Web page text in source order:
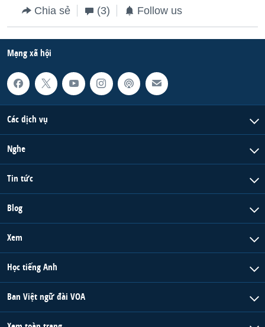
Chia sẻ (3) Follow us
Mạng xã hội
Các dịch vụ
Nghe
Tin tức
Blog
Xem
Học tiếng Anh
Ban Việt ngữ đài VOA